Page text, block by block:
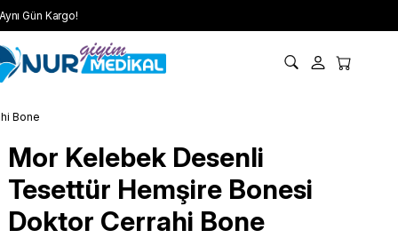
Gün Kargo!
Bone
Mor Kelebek Desenli
Tesettür Hemşire Bonesi
Doktor Cerrahi Bone